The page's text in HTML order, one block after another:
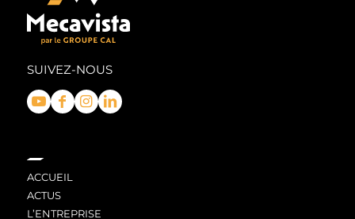
SUIVEZ-NOUS
ACCUEIL
ACTUS
L’ENTREPRISE